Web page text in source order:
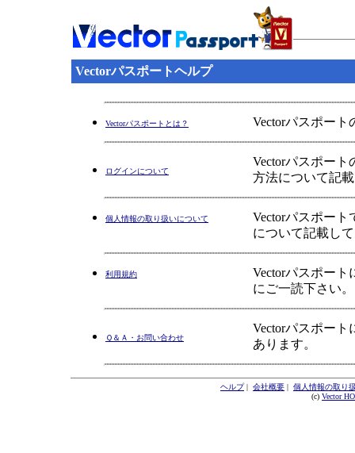
Vectorパスポートヘルプ
Vectorパスポートとは？ Vectorパスポー
ログインについて
Vectorパスポー
方法について記
個人情報の取り扱いについて
Vectorパスポー
について記載し
利用規約
Vectorパスポー
にご一読下さい。
Ｑ＆Ａ・お問い合わせ
Vectorパスポー
あります。
ヘルプ| 会社概要 | 個人情報の取り
(c) Vector